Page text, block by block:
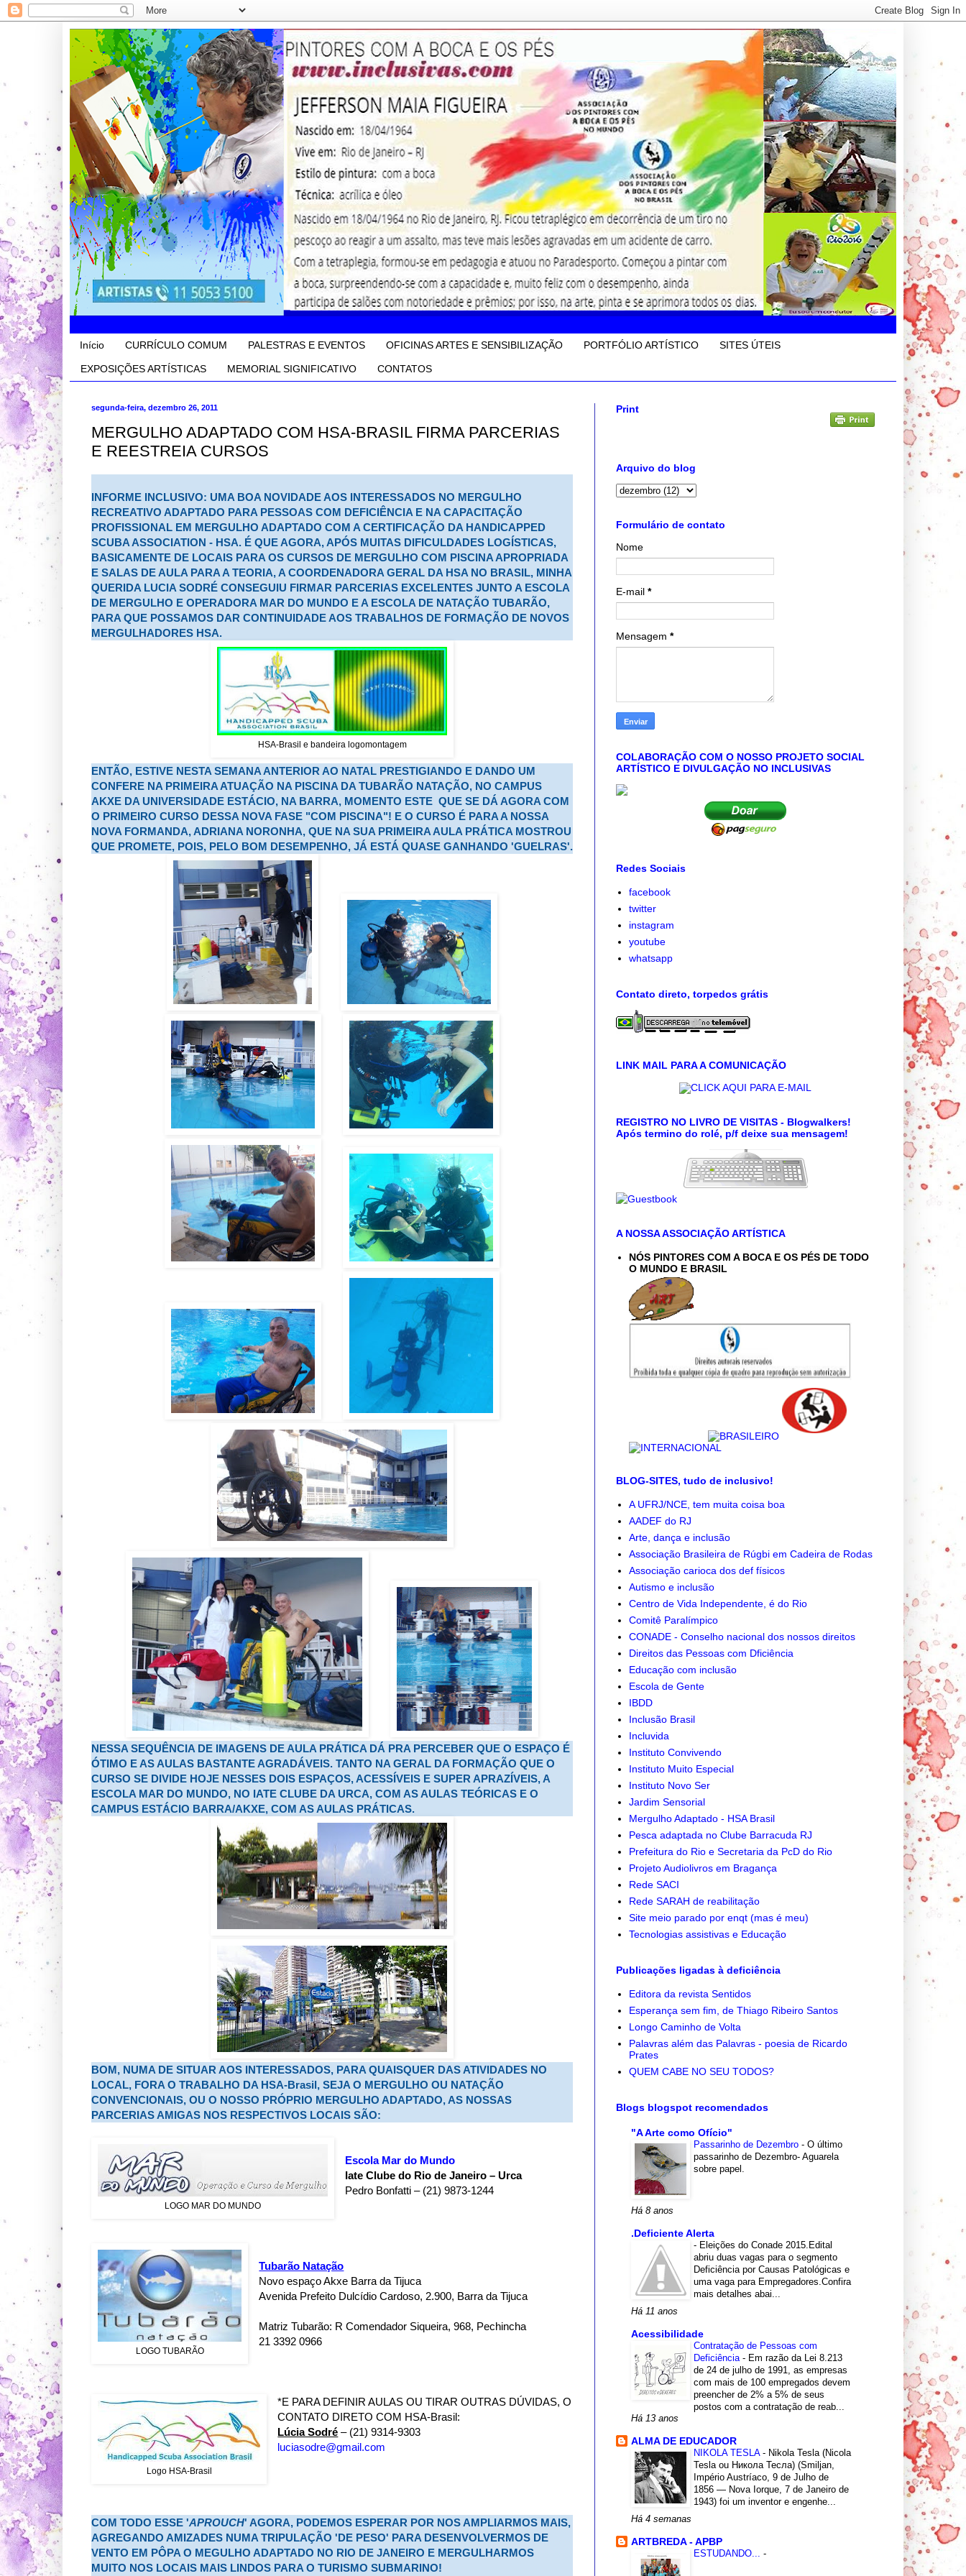
Início CURRÍCULO COMUM PALESTRAS E EVENTOS OFICINAS ARTES E SENSIBILIZAÇÃO PORTFÓLIO ARTÍSTICO SITES ÚTEIS
EXPOSIÇÕES ARTÍSTICAS MEMORIAL SIGNIFICATIVO CONTATOS
segunda-feira, dezembro 26, 2011
MERGULHO ADAPTADO COM HSA-BRASIL FIRMA PARCERIAS
E REESTREIA CURSOS
INFORME INCLUSIVO: UMA BOA NOVIDADE AOS INTERESSADOS NO MERGULHO
RECREATIVO ADAPTADO PARA PESSOAS COM DEFICIÊNCIA E NA CAPACITAÇÃO
PROFISSIONAL EM MERGULHO ADAPTADO COM A CERTIFICAÇÃO DA HANDICAPPED
SCUBA ASSOCIATION - HSA. É QUE AGORA, APÓS MUITAS DIFICULDADES LOGÍSTICAS,
BASICAMENTE DE LOCAIS PARA OS CURSOS DE MERGULHO COM PISCINA APROPRIADA
E SALAS DE AULA PARA A TEORIA, A COORDENADORA GERAL DA HSA NO BRASIL, MINHA
QUERIDA LUCIA SODRÉ CONSEGUIU FIRMAR PARCERIAS EXCELENTES JUNTO A ESCOLA
DE MERGULHO E OPERADORA MAR DO MUNDO E A ESCOLA DE NATAÇÃO TUBARÃO,
PARA QUE POSSAMOS DAR CONTINUIDADE AOS TRABALHOS DE FORMAÇÃO DE NOVOS
MERGULHADORES HSA.
HSA-Brasil e bandeira logomontagem
ENTÃO, ESTIVE NESTA SEMANA ANTERIOR AO NATAL PRESTIGIANDO E DANDO UM
CONFERE NA PRIMEIRA ATUAÇÃO NA PISCINA DA TUBARÃO NATAÇÃO, NO CAMPUS
AKXE DA UNIVERSIDADE ESTÁCIO, NA BARRA, MOMENTO ESTE QUE SE DÁ AGORA COM
O PRIMEIRO CURSO DESSA NOVA FASE "COM PISCINA"! E O CURSO É PARA A NOSSA
NOVA FORMANDA, ADRIANA NORONHA, QUE NA SUA PRIMEIRA AULA PRÁTICA MOSTROU
QUE PROMETE, POIS, PELO BOM DESEMPENHO, JÁ ESTÁ QUASE GANHANDO 'GUELRAS'.
NESSA SEQUÊNCIA DE IMAGENS DE AULA PRÁTICA DÁ PRA PERCEBER QUE O ESPAÇO É
ÓTIMO E AS AULAS BASTANTE AGRADÁVEIS. TANTO NA GERAL DA FORMAÇÃO QUE O
CURSO SE DIVIDE HOJE NESSES DOIS ESPAÇOS, ACESSÍVEIS E SUPER APRAZÍVEIS, A
ESCOLA MAR DO MUNDO, NO IATE CLUBE DA URCA, COM AS AULAS TEÓRICAS E O
CAMPUS ESTÁCIO BARRA/AKXE, COM AS AULAS PRÁTICAS.
BOM, NUMA DE SITUAR AOS INTERESSADOS, PARA QUAISQUER DAS ATIVIDADES NO
LOCAL, FORA O TRABALHO DA HSA-Brasil, SEJA O MERGULHO OU NATAÇÃO
CONVENCIONAIS, OU O NOSSO PRÓPRIO MERGULHO ADAPTADO, AS NOSSAS
PARCERIAS AMIGAS NOS RESPECTIVOS LOCAIS SÃO:
LOGO MAR DO MUNDO
Escola Mar do Mundo
Iate Clube do Rio de Janeiro – Urca
Pedro Bonfatti – (21) 9873-1244
LOGO TUBARÃO
Tubarão Natação
Novo espaço Akxe Barra da Tijuca
Avenida Prefeito Dulcídio Cardoso, 2.900, Barra da Tijuca
Matriz Tubarão: R Comendador Siqueira, 968, Pechincha
21 3392 0966
Logo HSA-Brasil
*E PARA DEFINIR AULAS OU TIRAR OUTRAS DÚVIDAS, O
CONTATO DIRETO COM HSA-Brasil:
Lúcia Sodré – (21) 9314-9303
luciasodre@gmail.com
COM TODO ESSE 'APROUCH' AGORA, PODEMOS ESPERAR POR NOS AMPLIARMOS MAIS,
AGREGANDO AMIZADES NUMA TRIPULAÇÃO 'DE PESO' PARA DESENVOLVERMOS DE
VENTO EM PÔPA O MEGULHO ADAPTADO NO RIO DE JANEIRO E MERGULHARMOS
MUITO NOS LOCAIS MAIS LINDOS PARA O TURISMO SUBMARINO!
Print
Arquivo do blog
Formulário de contato
Nome
E-mail *
Mensagem *
COLABORAÇÃO COM O NOSSO PROJETO SOCIAL
ARTÍSTICO E DIVULGAÇÃO NO INCLUSIVAS
Redes Sociais
facebook
twitter
instagram
youtube
whatsapp
Contato direto, torpedos grátis
LINK MAIL PARA A COMUNICAÇÃO
CLICK AQUI PARA E-MAIL
REGISTRO NO LIVRO DE VISITAS - Blogwalkers!
Após termino do rolé, p/f deixe sua mensagem!
A NOSSA ASSOCIAÇÃO ARTÍSTICA
NÓS PINTORES COM A BOCA E OS PÉS DE TODO
O MUNDO E BRASIL
BLOG-SITES, tudo de inclusivo!
A UFRJ/NCE, tem muita coisa boa
AADEF do RJ
Arte, dança e inclusão
Associação Brasileira de Rúgbi em Cadeira de Rodas
Associação carioca dos def físicos
Autismo e inclusão
Centro de Vida Independente, é do Rio
Comitê Paralímpico
CONADE - Conselho nacional dos nossos direitos
Direitos das Pessoas com Dficiência
Educação com inclusão
Escola de Gente
IBDD
Inclusão Brasil
Incluvida
Instituto Convivendo
Instituto Muito Especial
Instituto Novo Ser
Jardim Sensorial
Mergulho Adaptado - HSA Brasil
Pesca adaptada no Clube Barracuda RJ
Prefeitura do Rio e Secretaria da PcD do Rio
Projeto Audiolivros em Bragança
Rede SACI
Rede SARAH de reabilitação
Site meio parado por enqt (mas é meu)
Tecnologias assistivas e Educação
Publicações ligadas à deficiência
Editora da revista Sentidos
Esperança sem fim, de Thiago Ribeiro Santos
Longo Caminho de Volta
Palavras além das Palavras - poesia de Ricardo
Prates
QUEM CABE NO SEU TODOS?
Blogs blogspot recomendados
"A Arte como Ofício"
Passarinho de Dezembro - O último
passarinho de Dezembro- Aguarela
sobre papel.
Há 8 anos
.Deficiente Alerta
- Eleições do Conade 2015.Edital
abriu duas vagas para o segmento
Deficiência por Causas Patológicas e
uma vaga para Empregadores.Confira
mais detalhes abai...
Há 11 anos
Acessibilidade
Contratação de Pessoas com
Deficiência - Em razão da Lei 8.213
de 24 de julho de 1991, as empresas
com mais de 100 empregados devem
preencher de 2% a 5% de seus
postos com a contratação de reab...
Há 13 anos
ALMA DE EDUCADOR
NIKOLA TESLA - Nikola Tesla (Nicola
Tesla ou Никола Тесла) (Smiljan,
Império Austríaco, 9 de Julho de
1856 — Nova Iorque, 7 de Janeiro de
1943) foi um inventor e engenhe...
Há 4 semanas
ARTBREDA - APBP
ESTUDANDO... -